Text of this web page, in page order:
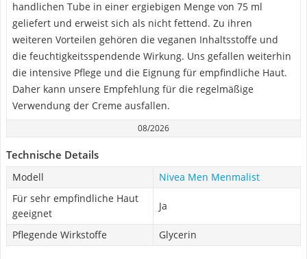
handlichen Tube in einer ergiebigen Menge von 75 ml
geliefert und erweist sich als nicht fettend. Zu ihren
weiteren Vorteilen gehören die veganen Inhaltsstoffe und
die feuchtigkeitsspendende Wirkung. Uns gefallen weiterhin
die intensive Pflege und die Eignung für empfindliche Haut.
Daher kann unsere Empfehlung für die regelmäßige
Verwendung der Creme ausfallen.
08/2026
Technische Details
Modell
Nivea Men Menmalist
Für sehr empfindliche Haut
geeignet
Ja
Pflegende Wirkstoffe Glycerin